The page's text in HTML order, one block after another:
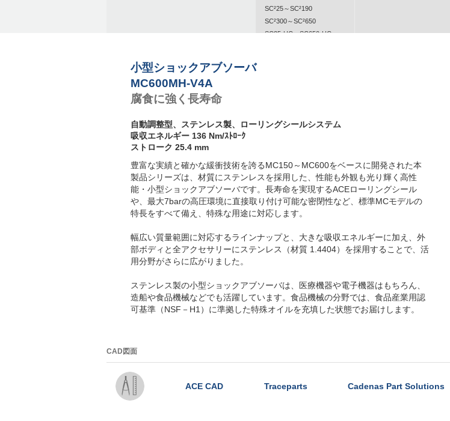
SC²25～SC²190
SC²300～SC²650
SC25-HC～SC650-HC
小型ショックアブソーバ
MC600MH-V4A
腐食に強く長寿命
自動調整型、ステンレス製、ローリングシールシステム
吸収エネルギー 136 Nm/ｽﾄﾛｰｸ
ストローク 25.4 mm
豊富な実績と確かな緩衝技術を誇るMC150～MC600をベースに開発された本
製品シリーズは、材質にステンレスを採用した、性能も外観も光り輝く高性
能・小型ショックアブソーバです。長寿命を実現するACEローリングシール
や、最大7barの高圧環境に直接取り付け可能な密閉性など、標準MCモデルの
特長をすべて備え、特殊な用途に対応します。
幅広い質量範囲に対応するラインナップと、大きな吸収エネルギーに加え、外
部ボディと全アクセサリーにステンレス（材質 1.4404）を採用することで、活
用分野がさらに広がりました。
ステンレス製の小型ショックアブソーバは、医療機器や電子機器はもちろん、
造船や食品機械などでも活躍しています。食品機械の分野では、食品産業用認
可基準（NSF－H1）に準拠した特殊オイルを充填した状態でお届けします。
CAD図面
ACE CAD Traceparts Cadenas Part Solutions